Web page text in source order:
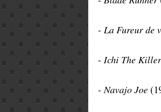
- La Fureur de
- Ichi The Killer
-Navajo Joe